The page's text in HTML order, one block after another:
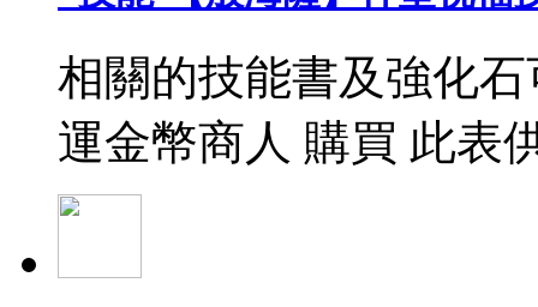
相關的技能書及強化
運金幣商人 購買 此表